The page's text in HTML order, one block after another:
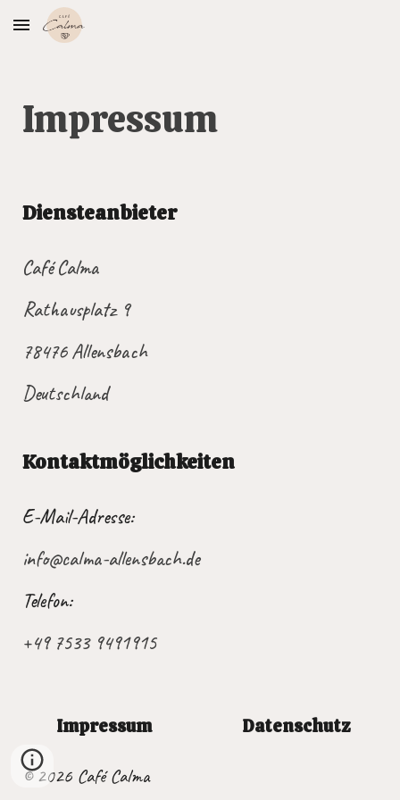
Skip to main content
Impressum
Diensteanbieter
Café Calma
Rathausplatz 9
78476 Allensbach
Deutschland
Kontaktmöglichkeiten
E-Mail-Adresse:
info@calma-allensbach.de
Telefon:
+49 7533 9491915
Impressum Datenschutz
© 2026 Café Calma